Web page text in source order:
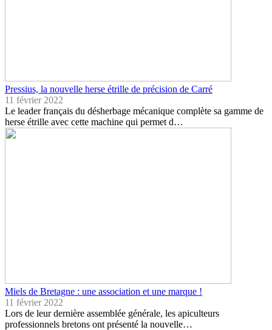
Pressius, la nouvelle herse étrille de précision de Carré
11 février 2022
Le leader français du désherbage mécanique complète sa gamme de
herse étrille avec cette machine qui permet d…
Miels de Bretagne : une association et une marque !
11 février 2022
Lors de leur dernière assemblée générale, les apiculteurs
professionnels bretons ont présenté la nouvelle…